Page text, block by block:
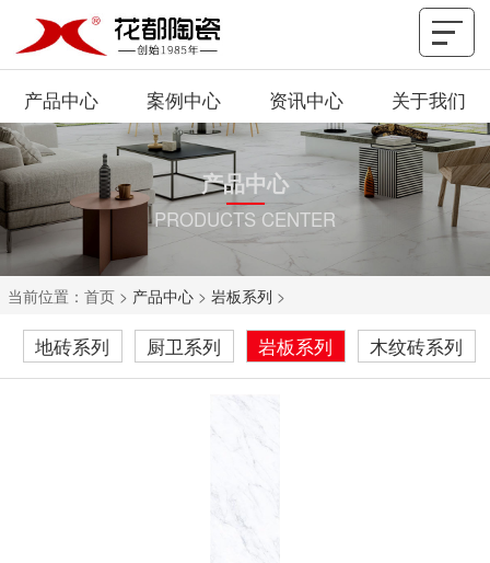
产品中心 案例中心 资讯中心 关于我们
产品中心
PRODUCTS CENTER
当前位置： 首页 > 产品中心 > 岩板系列 >
地砖系列 厨卫系列 岩板系列 木纹砖系列